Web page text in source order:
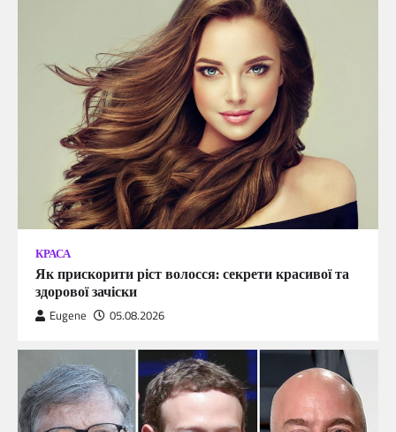
КРАСА
Як прискорити ріст волосся: секрети красивої та
здорової зачіски
Eugene 05.08.2026